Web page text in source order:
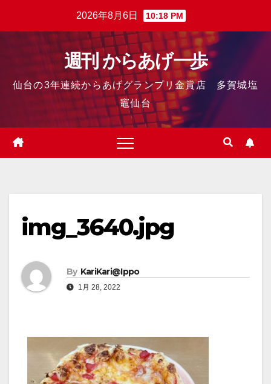
2026年8月6日 10:18 PM
週刊 からあげ一歩
仙台の3年連続からあげグランプリ金賞店 多賀城塩
竈仙台
img_3640.jpg
By KariKari@Ippo
1月 28, 2022